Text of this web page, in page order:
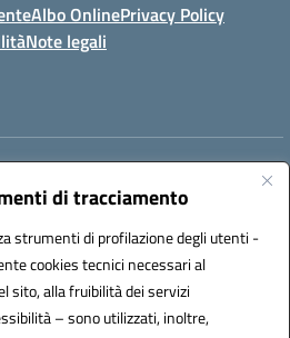
di tracciamento
strumenti di profilazione degli utenti -
cookies tecnici necessari al
sito, alla fruibilità dei servizi
– sono utilizzati, inoltre,
Albo OnlinePrivacy Policy
Note legali
Email:rcic841003@istruzione.it
(IPA): istsc_rcic841003